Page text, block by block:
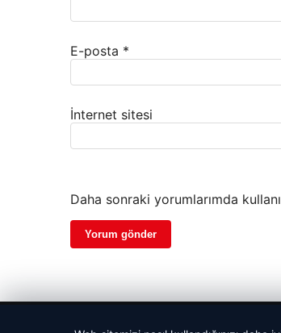
E-posta *
İnternet sitesi
Daha sonraki yorumlarımda